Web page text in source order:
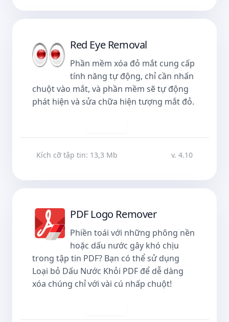
Red Eye Removal
Phần mềm xóa đỏ mắt cung cấp
tính năng tự động, chỉ cần nhấn
chuột vào mắt, và phần mềm sẽ tự động
phát hiện và sửa chữa hiện tượng mắt đỏ.
Kích cỡ tập tin: 13,3 Mb v. 4.10
PDF Logo Remover
Phiền toái với những phông nền
hoặc dấu nước gây khó chịu
trong tập tin PDF? Bạn có thể sử dụng
Loại bỏ Dấu Nước Khỏi PDF để dễ dàng
xóa chúng chỉ với vài cú nhấp chuột!